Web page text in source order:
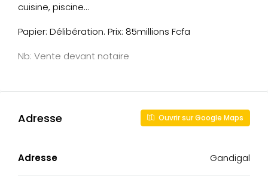
cuisine, piscine…
Papier: Délibération. Prix: 85millions Fcfa
Nb: Vente devant notaire
Adresse Ouvrir sur Google Maps
Adresse Gandigal